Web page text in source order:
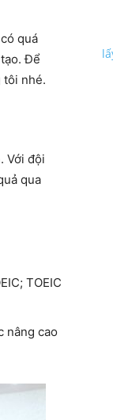
quá
Để
tôi nhé.
Với đội
qua
TOEIC
nâng cao